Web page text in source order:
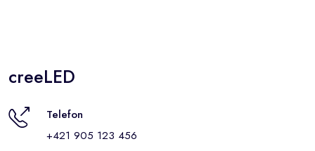
creeLED
Telefon
+421 905 123 456